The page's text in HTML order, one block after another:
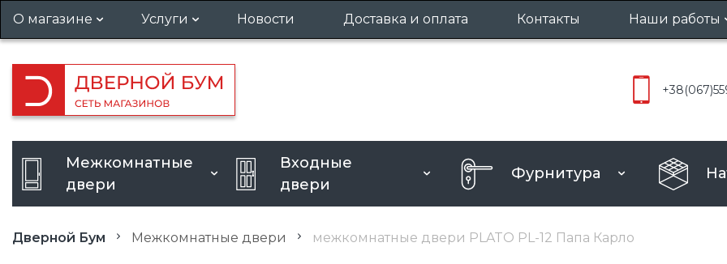
О магазине
Гарантия и возврат
Вакансии
Кредит
Услуги
Установка дверей
Вызов замерщика
Усиление дверного проема
Расширение дверного
Новости Доставка и оплата Контакты Наши работы
Входные
+38(067)
Межкомнатные
двери
Входные
двери
Фурнитура
Дверной Бум Межкомнатные двери межкомнатные двери PLATO PL-12 Папа Карло